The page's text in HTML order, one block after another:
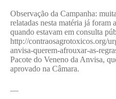
Observação da Campanha:
relatadas nesta matéria já foram
quando estavam em consulta
http://contraosagrotoxicos.org/
anvisa-querem-afrouxar-as-
Pacote do Veneno da Anvisa,
aprovado na Câmara.
—